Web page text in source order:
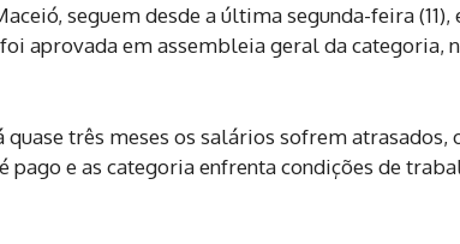
seguem desde a última segunda-feira (11),
aprovada em assembleia geral da categoria,
três meses os salários sofrem atrasados,
e as categoria enfrenta condições de